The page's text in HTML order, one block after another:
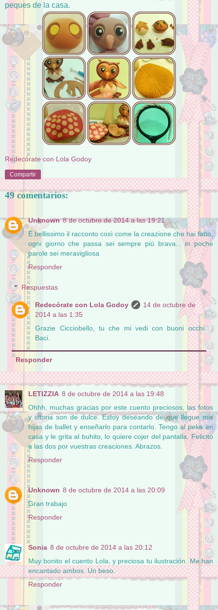
peques de la casa.
Redecórate con Lola Godoy
Compartir
49 comentarios:
Unknown 8 de octubre de 2014 a las 19:21
È bellissimo il racconto così come la creazione che hai fatto,
ogni giorno che passa sei sempre più brava... in poche
parole sei meravigliosa
Responder
Respuestas
Redecórate con Lola Godoy
14 de octubre de
2014 a las 1:35
Grazie Cicciobello, tu che mi vedi con buoni occhi.
Baci.
Responder
LETIZZIA 8 de octubre de 2014 a las 19:48
Ohhh, muchas gracias por este cuento preciosos, las fotos
y istoria son de dulce. Estoy deseando de que llegue mis
hijas de ballet y enseñarlo para contarlo. Tengo al peke en
casa y le grita al buhito, lo quiere cojer del pantalla. Felicito
a las dos por vuestras creaciones. Abrazos.
Responder
Unknown 8 de octubre de 2014 a las 20:09
Gran trabajo
Responder
Sonia 8 de octubre de 2014 a las 20:12
Muy bonito el cuento Lola, y preciosa tu ilustración. Me han
encantado ambos. Un beso.
Responder